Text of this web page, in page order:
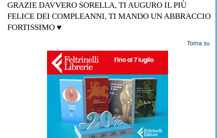
GRAZIE DAVVERO SORELLA, TI AUGURO IL PIÙ
FELICE DEI COMPLEANNI, TI MANDO UN ABBRACCIO
FORTISSIMO ♥
Torna su